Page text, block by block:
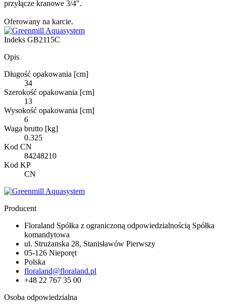
przyłącze kranowe 3/4".
Oferowany na karcie.
Indeks GB2115C
Opis
Długość opakowania [cm]
34
Szerokość opakowania [cm]
13
Wysokość opakowania [cm]
6
Waga brutto [kg]
0.325
Kod CN
84248210
Kod KP
CN
Producent
Floraland Spółka z ograniczoną odpowiedzialnością Spółka
komandytowa
ul. Strużanska 28, Stanisławów Pierwszy
05-126 Nieporęt
Polska
floraland@floraland.pl
+48 22 767 35 00
Osoba odpowiedzialna